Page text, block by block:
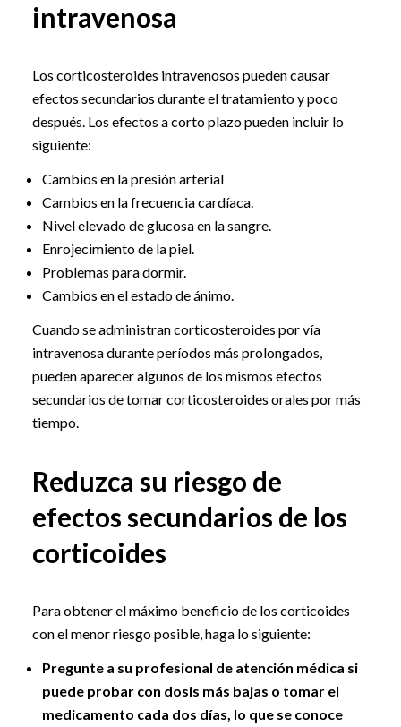
intravenosa
Los corticosteroides intravenosos pueden causar
efectos secundarios durante el tratamiento y poco
después. Los efectos a corto plazo pueden incluir lo
siguiente:
Cambios en la presión arterial
Cambios en la frecuencia cardíaca.
Nivel elevado de glucosa en la sangre.
Enrojecimiento de la piel.
Problemas para dormir.
Cambios en el estado de ánimo.
Cuando se administran corticosteroides por vía
intravenosa durante períodos más prolongados,
pueden aparecer algunos de los mismos efectos
secundarios de tomar corticosteroides orales por más
tiempo.
Reduzca su riesgo de
efectos secundarios de los
corticoides
Para obtener el máximo beneficio de los corticoides
con el menor riesgo posible, haga lo siguiente:
Pregunte a su profesional de atención médica si
puede probar con dosis más bajas o tomar el
medicamento cada dos días, lo que se conoce